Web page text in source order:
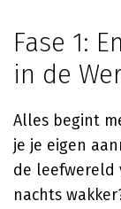
Fase 1:
in de
Alles begint
je je eigen
de leefwereld
nachts